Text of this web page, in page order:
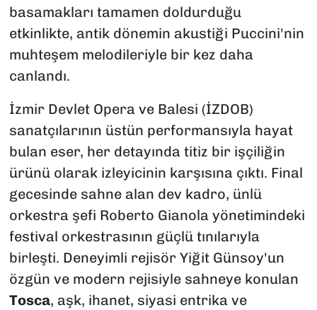
basamakları tamamen doldurduğu
etkinlikte, antik dönemin akustiği Puccini'nin
muhteşem melodileriyle bir kez daha
canlandı.
İzmir Devlet Opera ve Balesi (İZDOB)
sanatçılarının üstün performansıyla hayat
bulan eser, her detayında titiz bir işçiliğin
ürünü olarak izleyicinin karşısına çıktı. Final
gecesinde sahne alan dev kadro, ünlü
orkestra şefi Roberto Gianola yönetimindeki
festival orkestrasının güçlü tınılarıyla
birleşti. Deneyimli rejisör Yiğit Günsoy'un
özgün ve modern rejisiyle sahneye konulan
Tosca, aşk, ihanet, siyasi entrika ve